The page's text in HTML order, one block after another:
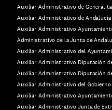
Auxiliar Administrativo de
Auxiliar Administrativo de Andalucía
Auxiliar Administrativo
Administrativo de la Junta de
Auxiliar Administrativo del
Auxiliar Administrativo Diputación
Auxiliar Administrativo Diputación
Auxiliar Administrativo del Gobierno
Auxiliar Administrativo
Auxiliar Administrativo Junta de